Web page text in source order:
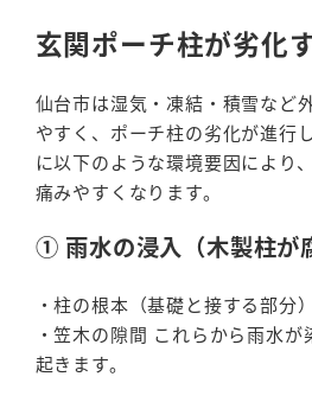
玄関ポーチ柱が劣化
仙台市は湿気・凍結・積雪など
やすく、ポーチ柱の劣化が進行
に以下のような環境要因により
痛みやすくなります。
① 雨水の浸入（木製柱が
・柱の根本（基礎と接する部分
・笠木の隙間 これらから雨水が
起きます。